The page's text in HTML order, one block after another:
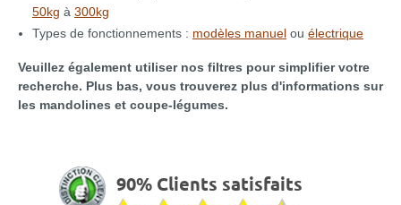
50kg à 300kg
Types de fonctionnements : modèles manuel ou électrique
Veuillez également utiliser nos filtres pour simplifier votre
recherche. Plus bas, vous trouverez plus d'informations sur
les mandolines et coupe-légumes.
90% Clients satisfaits